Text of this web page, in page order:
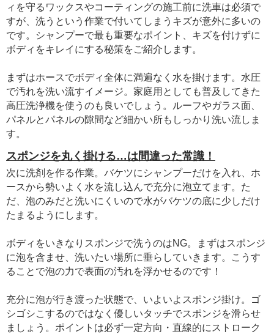
ィを守るワックスやコーティングの施工前に洗車は必須で
すが、洗うという作業で付いてしまうキズが意外に多いの
です。シャンプーで最も重要なポイント、キズを付けずに
ボディをキレイにする秘策をご紹介します。
まずはホースでボディ全体に満遍なく水を掛けます。水圧
で汚れを洗い流すイメージ。家庭用としても普及してきた
高圧洗浄機を使うのも良いでしょう。ルーフやガラス面、
パネルとパネルの隙間など細かい所もしっかり洗い流しま
す。
スポンジを丸く掛ける…は間違った常識！
次に洗剤を作る作業。バケツにシャンプーだけを入れ、ホ
ースから勢いよく水を流し込んで充分に泡立てます。た
だ、泡のみだと洗いにくいので水がバケツの底に少しだけ
たまるようにします。
ボディをいきなりスポンジで洗うのはNG。まずはスポンジ
に泡を含ませ、洗いたい場所に垂らしていきます。こうす
ることで泡の力で表面の汚れを浮かせるのです！
充分に泡が行き渡った状態で、いよいよスポンジ掛け。ゴ
シゴシこするのではなく優しいタッチでスポンジを滑らせ
ましょう。ポイントは必ず一定方向・直線的にストローク